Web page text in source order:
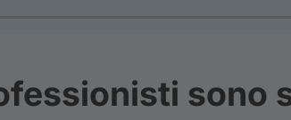
sono